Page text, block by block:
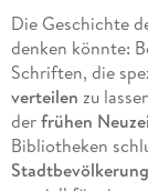
Die Geschichte
denken könnte:
Schriften, die
verteilen zu
derfrühen
Bibliotheken
Stadtbevölkerung